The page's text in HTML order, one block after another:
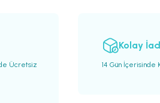
Ücretsiz
Kolay
14 Gün İçerisinde